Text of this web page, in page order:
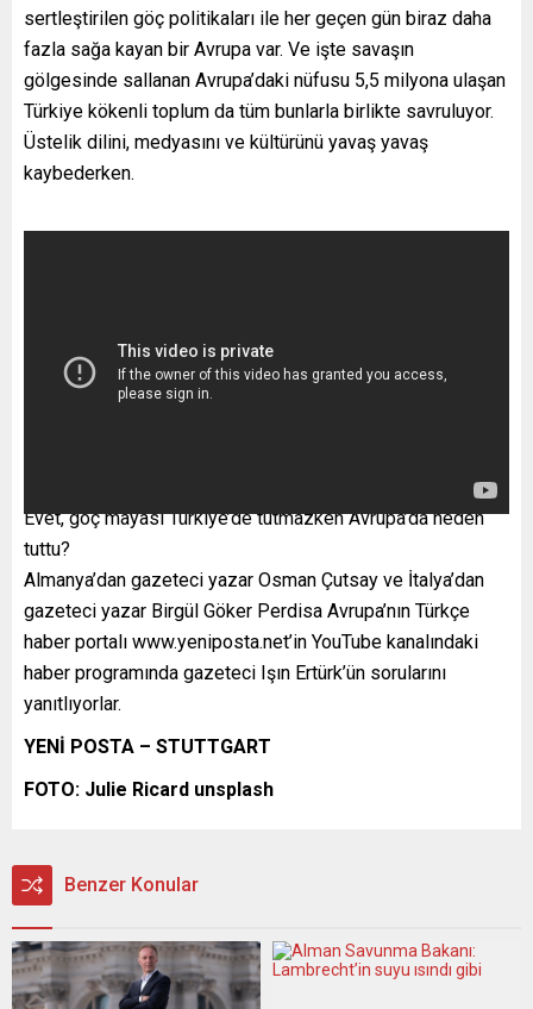
sertleştirilen göç politikaları ile her geçen gün biraz daha
fazla sağa kayan bir Avrupa var. Ve işte savaşın
gölgesinde sallanan Avrupa’daki nüfusu 5,5 milyona ulaşan
Türkiye kökenli toplum da tüm bunlarla birlikte savruluyor.
Üstelik dilini, medyasını ve kültürünü yavaş yavaş
kaybederken.
Evet, göç mayası Türkiye’de tutmazken Avrupa’da neden
tuttu?
Almanya’dan gazeteci yazar Osman Çutsay ve İtalya’dan
gazeteci yazar Birgül Göker Perdisa Avrupa’nın Türkçe
haber portalı www.yeniposta.net’in YouTube kanalındaki
haber programında gazeteci Işın Ertürk’ün sorularını
yanıtlıyorlar.
YENİ POSTA – STUTTGART
FOTO: Julie Ricard unsplash
Benzer Konular